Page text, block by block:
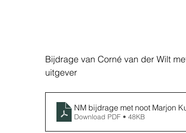
Bijdrage van Corné van der Wilt
uitgever
NM bijdrage met noot Marjon
Download PDF • 48KB